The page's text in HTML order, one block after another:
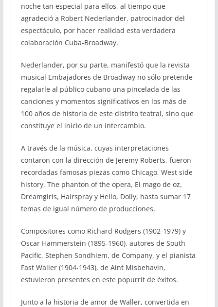
noche tan especial para ellos, al tiempo que
agradeció a Robert Nederlander, patrocinador del
espectáculo, por hacer realidad esta verdadera
colaboración Cuba-Broadway.
Nederlander, por su parte, manifestó que la revista
musical Embajadores de Broadway no sólo pretende
regalarle al público cubano una pincelada de las
canciones y momentos significativos en los más de
100 años de historia de este distrito teatral, sino que
constituye el inicio de un intercambio.
A través de la música, cuyas interpretaciones
contaron con la dirección de Jeremy Roberts, fueron
recordadas famosas piezas como Chicago, West side
history, The phanton of the opera, El mago de oz,
Dreamgirls, Hairspray y Hello, Dolly, hasta sumar 17
temas de igual número de producciones.
Compositores como Richard Rodgers (1902-1979) y
Oscar Hammerstein (1895-1960), autores de South
Pacific, Stephen Sondhiem, de Company, y el pianista
Fast Waller (1904-1943), de Aint Misbehavin,
estuvieron presentes en este popurrit de éxitos.
Junto a la historia de amor de Waller, convertida en